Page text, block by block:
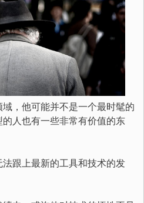
，他可能并不是一个最时髦的
人也有一些非常有价值的东
跟上最新的工具和技术的发